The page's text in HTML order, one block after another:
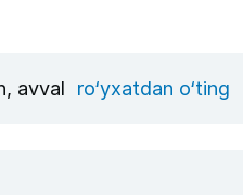
avval ro‘yxatdan o‘ting